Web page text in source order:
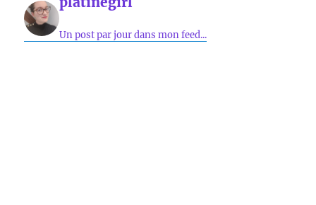
Un post par jour dans mon feed...